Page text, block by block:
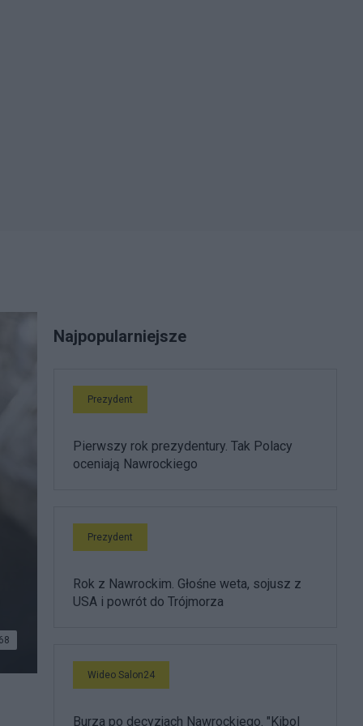
Najpopularniejsze
Prezydent
Pierwszy rok prezydentury. Tak Polacy
oceniają Nawrockiego
Prezydent
Rok z Nawrockim. Głośne weta, sojusz z
USA i powrót do Trójmorza
Wideo Salon24
Burza po decyzjach Nawrockiego. "Kibol